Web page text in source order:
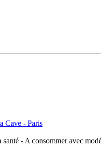
Cave - Paris
- A consommer avec